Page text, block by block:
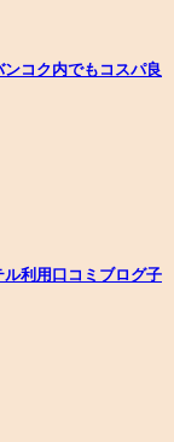
コク内でもコスパ良
利用口コミブログ子